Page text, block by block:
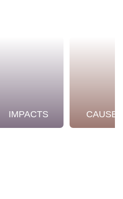
IMPACTS CAUSES